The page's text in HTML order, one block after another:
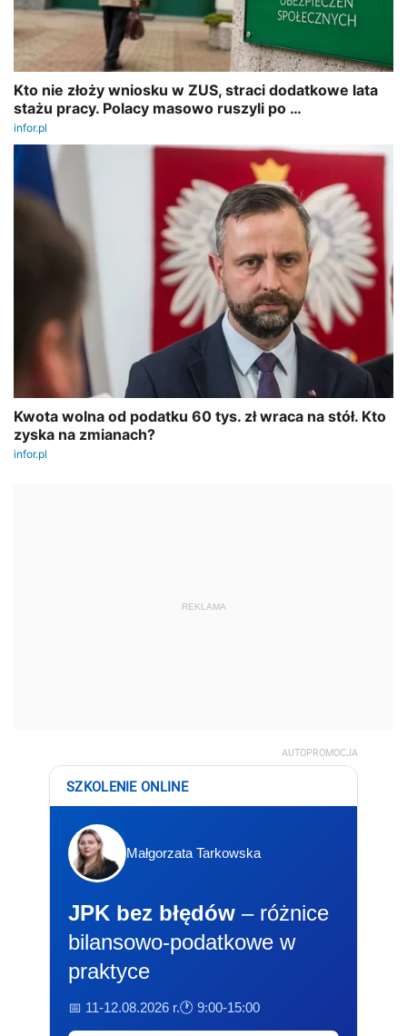
REKLAMA
AUTOPROMOCJA
SZKOLENIE ONLINE
Małgorzata Tarkowska
JPK bez błędów – różnice
bilansowo-podatkowe w
praktyce
📅 11-12.08.2026 r.🕐 9:00-15:00